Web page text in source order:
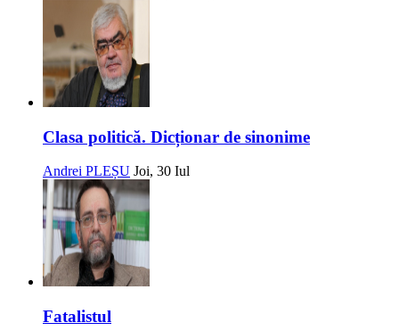
Clasa politică. Dicționar de sinonime
Andrei PLEȘU Joi, 30 Iul
Fatalistul